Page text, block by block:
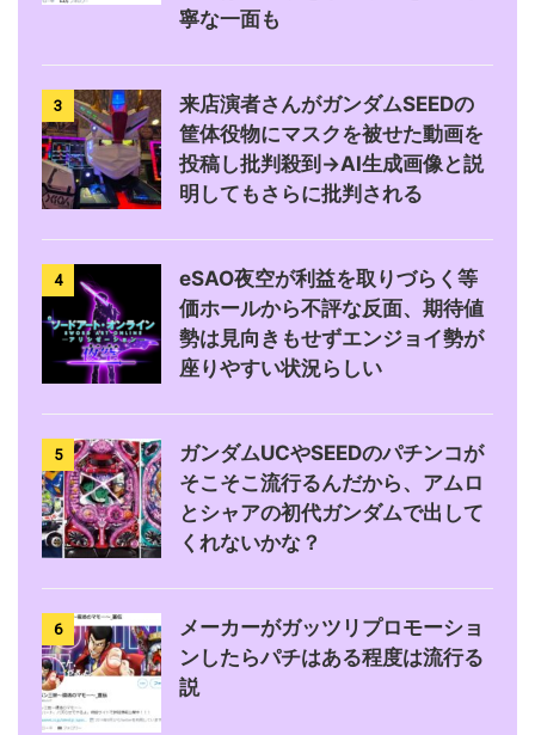
寧な一面も
3
来店演者さんがガンダムSEEDの
筐体役物にマスクを被せた動画を
投稿し批判殺到→AI生成画像と説
明してもさらに批判される
4
eSAO夜空が利益を取りづらく等
価ホールから不評な反面、期待値
勢は見向きもせずエンジョイ勢が
座りやすい状況らしい
5
ガンダムUCやSEEDのパチンコが
そこそこ流行るんだから、アムロ
とシャアの初代ガンダムで出して
くれないかな？
6
メーカーがガッツリプロモーショ
ンしたらパチはある程度は流行る
説